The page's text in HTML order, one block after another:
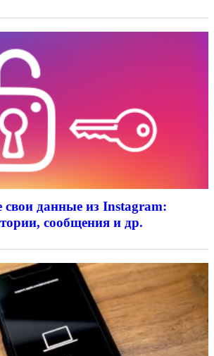
свои данные из Instagram:
сообщения и др.